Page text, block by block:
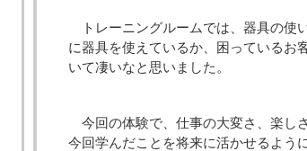
トレーニングルームでは、器具の
に器具を使えているか、困っているお
いて凄いなと思いました。
今回の体験で、仕事の大変さ、楽し
今回学んだことを将来に活かせるよう